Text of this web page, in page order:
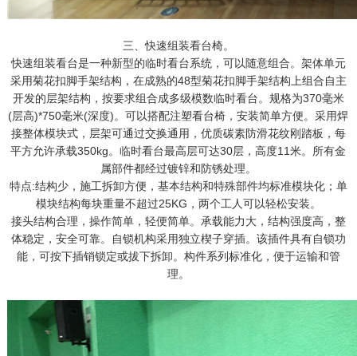
三、快速组装看台椅。
快速组装看台是一种新型的临时看台系统，可以随意组合。架体单元
采用菊花扣脚手架结构，在成熟的48型菊花扣脚手架结构上组合自主
开发的层架结构，按要求组合成多级模数临时看台。规格为370毫米
(层高)*750毫米(深度)。可以搭配注塑看台椅，安装简单方便。采用焊
接整体模块式，层架可通过交换通用，优质碳素防滑花纹刚踏板，每
平方允许承载350kg。临时看台最高层可达30层，高度11米。所有金
属部件都经过镀锌和防锈处理。
特点:结构少，施工拆卸方便，基本结构和特殊部件均标准模块化；单
模块结构每块重量不超过25KG，两个工人可以轻松安装。
接头结构合理，操作简单，轻便简单。承载能力大，结构强度高，整
体稳定，安全可靠。自锁机构采用独立楔子穿插。该插件具有自锁功
能，可按下插销锁定或拔下拆卸。构件系列标准化，便于运输和管
理。